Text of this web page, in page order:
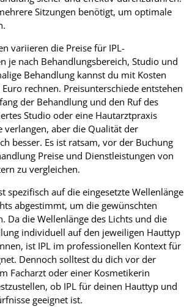
Sitzungen benötigt, um optimale
variieren die Preise für IPL-
je nach Behandlungsbereich, Studio und
Behandlung kannst du mit Kosten
rechnen. Preisunterschiede entstehen
der Behandlung und den Ruf des
Studio oder eine Hautarztpraxis
verlangen, aber die Qualität der
besser. Es ist ratsam, vor der Buchung
Preise und Dienstleistungen von
zu vergleichen.
spezifisch auf die eingesetzte Wellenlänge
abgestimmt, um die gewünschten
Da die Wellenlänge des Lichts und die
individuell auf den jeweiligen Hauttyp
ist IPL im professionellen Kontext für
Dennoch solltest du dich vor der
Facharzt oder einer Kosmetikerin
ob IPL für deinen Hauttyp und
geeignet ist.